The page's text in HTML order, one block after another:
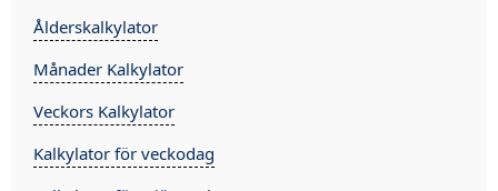
Ålderskalkylator
Månader Kalkylator
Veckors Kalkylator
Kalkylator för veckodag